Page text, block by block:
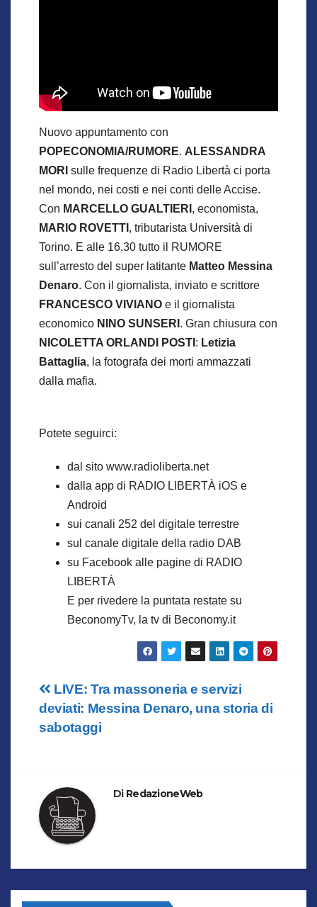
Nuovo appuntamento con
POPECONOMIA/RUMORE. ALESSANDRA
MORI sulle frequenze di Radio Libertà ci porta
nel mondo, nei costi e nei conti delle Accise.
Con MARCELLO GUALTIERI , economista,
MARIO ROVETTI , tributarista Università di
Torino. E alle 16.30 tutto il RUMORE
sull’arresto del super latitante Matteo Messina
Denaro. Con il giornalista, inviato e scrittore
FRANCESCO VIVIANO e il giornalista
economico NINO SUNSERI . Gran chiusura con
NICOLETTA ORLANDI POSTI : Letizia
Battaglia, la fotografa dei morti ammazzati
dalla mafia.
Potete seguirci:
dal sito www.radioliberta.net
dalla app di RADIO LIBERTÀ iOS e
Android
sui canali 252 del digitale terrestre
sul canale digitale della radio DAB
su Facebook alle pagine di RADIO
LIBERTÀ
E per rivedere la puntata restate su
BeconomyTv, la tv di Beconomy.it
Navigazione
articoli
LIVE: Tra massoneria e servizi
deviati: Messina Denaro, una storia di
sabotaggi
Di RedazioneWeb